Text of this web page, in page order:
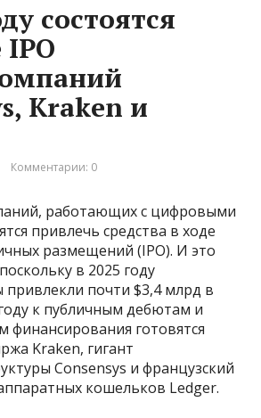
состоятся
Kraken и
Комментарии: 0
работающих с цифровыми
привлечь средства в ходе
размещений (IPO). И это
в 2025 году
почти $3,4 млрд в
к публичным дебютам и
финансирования готовятся
Kraken, гигант
Consensys и французский
кошельков Ledger.